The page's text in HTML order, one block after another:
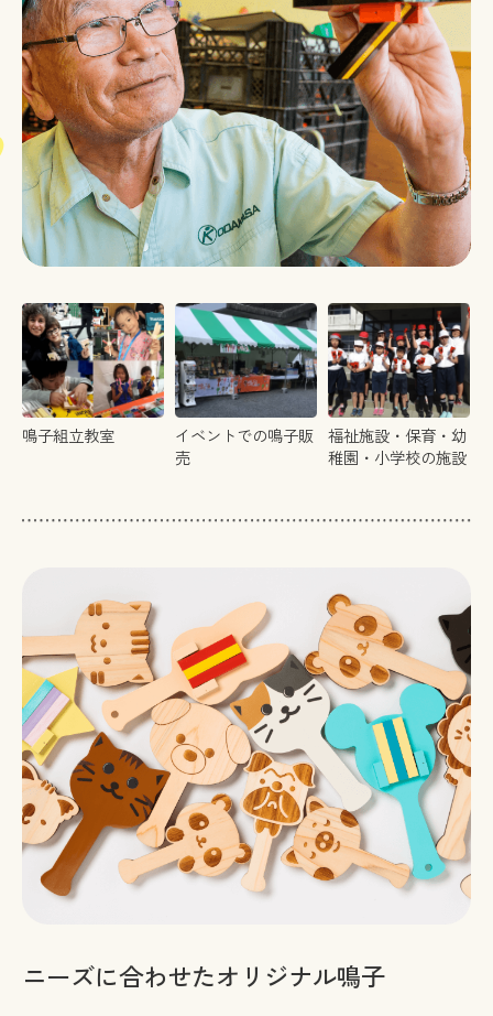
鳴子組立教室
イベントでの鳴子販
売
福祉施設・保育・幼
稚園・小学校の施設
ニーズに合わせたオリジナル鳴子